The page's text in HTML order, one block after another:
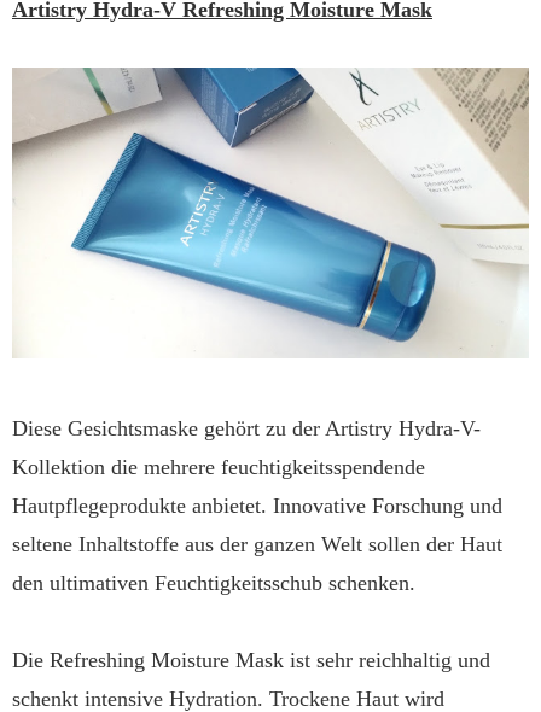
Artistry Hydra-V Refreshing Moisture Mask
Diese Gesichtsmaske gehört zu der Artistry Hydra-V-
Kollektion die mehrere feuchtigkeitsspendende
Hautpflegeprodukte anbietet. Innovative Forschung und
seltene Inhaltstoffe aus der ganzen Welt sollen der Haut
den ultimativen Feuchtigkeitsschub schenken.
Die Refreshing Moisture Mask ist sehr reichhaltig und
schenkt intensive Hydration. Trockene Haut wird